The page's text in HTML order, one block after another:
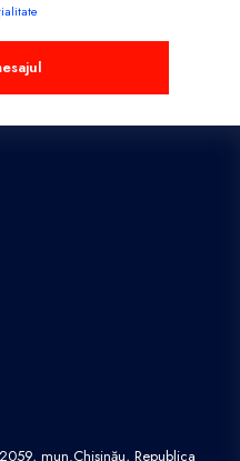
mun.Chișinău, Republica